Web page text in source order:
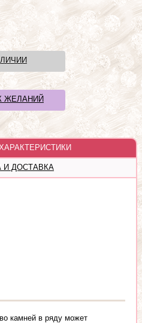
ЖЕЛАНИЙ
И ДОСТАВКА
камней в ряду может